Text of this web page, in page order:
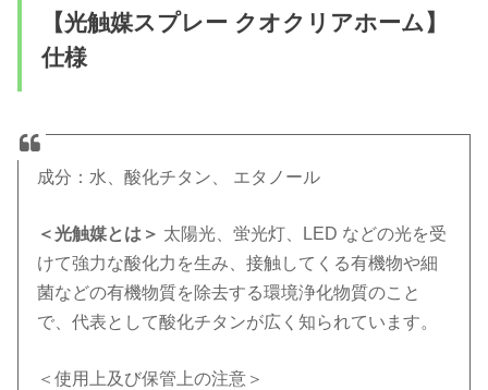
【光触媒スプレー クオクリアホーム】
仕様
成分：水、酸化チタン、 エタノール
＜光触媒とは＞ 太陽光、蛍光灯、LED などの光を受
けて強力な酸化力を生み、接触してくる有機物や細
菌などの有機物質を除去する環境浄化物質のこと
で、代表として酸化チタンが広く知られています。
＜使用上及び保管上の注意＞